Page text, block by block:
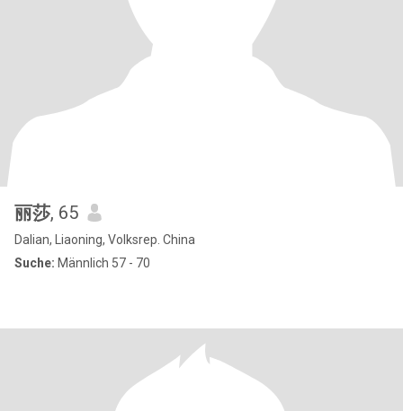
丽莎, 65
Dalian, Liaoning, Volksrep. China
Suche: Männlich 57 - 70